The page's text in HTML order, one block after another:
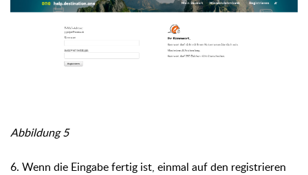
Abbildung 5
6. Wenn die Eingabe fertig ist, einmal auf den registrieren